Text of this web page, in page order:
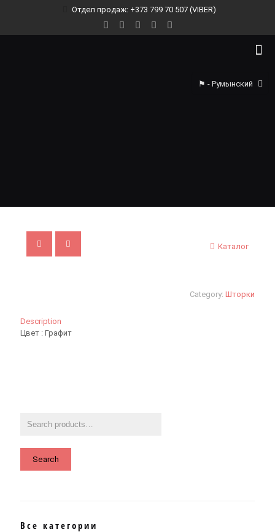
Отдел продаж: +373 799 70 507 (VIBER)
⚑ - Румынский
Каталог
Category: Шторки
Description
Цвет : Графит
Search
Все категории